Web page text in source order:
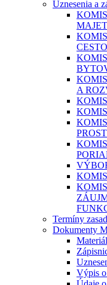
Uznesenia a
A
Termíny
Dokumenty
Výpis